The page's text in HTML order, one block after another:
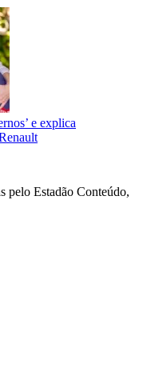
e explica
pelo Estadão Conteúdo,